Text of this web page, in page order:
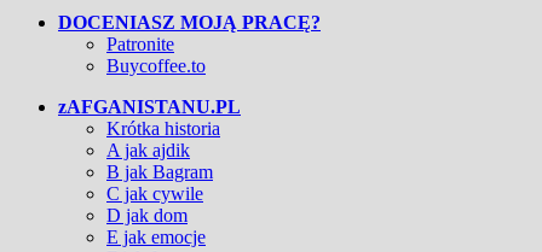
DOCENIASZ MOJĄ PRACĘ?
Patronite
Buycoffee.to
zAFGANISTANU.PL
Krótka historia
A jak ajdik
B jak Bagram
C jak cywile
D jak dom
E jak emocje